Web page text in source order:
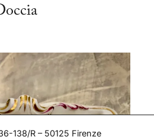
138/R – 50125 Firenze